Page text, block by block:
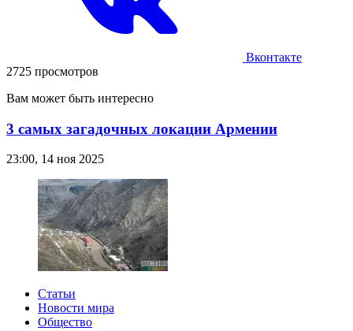
Вконтакте
2725 просмотров
Вам может быть интересно
3 самых загадочных локации Армении
23:00, 14 ноя 2025
Статьи
Новости мира
Общество